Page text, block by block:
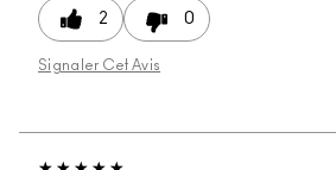
2 0
Signaler Cet Avis